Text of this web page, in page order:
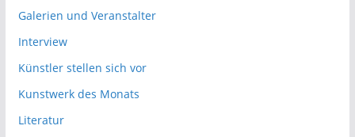
Galerien und Veranstalter
Interview
Künstler stellen sich vor
Kunstwerk des Monats
Literatur